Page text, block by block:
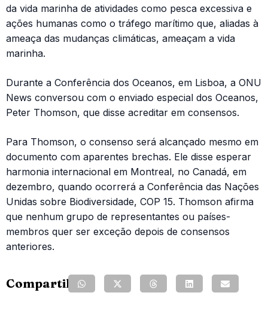
da vida marinha de atividades como pesca excessiva e
ações humanas como o tráfego marítimo que, aliadas à
ameaça das mudanças climáticas, ameaçam a vida
marinha.
Durante a Conferência dos Oceanos, em Lisboa, a ONU
News conversou com o enviado especial dos Oceanos,
Peter Thomson, que disse acreditar em consensos.
Para Thomson, o consenso será alcançado mesmo em
documento com aparentes brechas. Ele disse esperar
harmonia internacional em Montreal, no Canadá, em
dezembro, quando ocorrerá a Conferência das Nações
Unidas sobre Biodiversidade, COP 15. Thomson afirma
que nenhum grupo de representantes ou países-
membros quer ser exceção depois de consensos
anteriores.
Compartilhe: